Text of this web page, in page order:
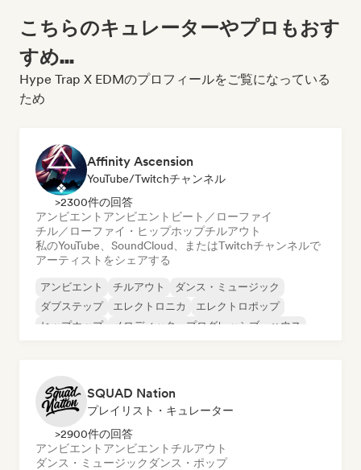
こちらのキュレーターやプロもおす
すめ...
Hype Trap X EDMのプロフィールをご覧になっている
ため
Affinity Ascension
YouTube/Twitchチャンネル
>2300件の回答
アンビエント アンビエント ビート／ローファイ
チル／ローファイ・ヒップホップチルアウト
私のYouTube、SoundCloud、またはTwitchチャンネルで
アーティストをシェアする
アンビエント チルアウト
ダンス・ミュージック
ダブステップ
エレクトロニカ
エレクトロポップ
ヒップホップ
メロディック・プログレッシブ・ハウス
SQUAD Nation
プレイリスト・キュレーター
>2900件の回答
アンビエント アンビエント チルアウト
ダンス・ミュージック ダンス・ポップ